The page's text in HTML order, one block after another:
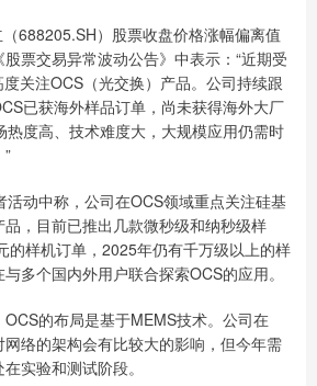
688205.SH）股票收盘价格涨幅偏离值
票交易异常波动公告》中表示：“近期受
关注OCS（光交换）产品。公司持续跟
已获海外样品订单，尚未获得海外大厂
热度高、技术难度大，大规模应用仍需时
动中称，公司在OCS领域重点关注硅基
，目前已推出几款微秒级和纳秒级样
的样机订单，2025年仍有千万级以上的样
多个国内外用户联合探索OCS的应用。
的布局是基于MEMS技术。公司在
络的架构会有比较大的影响，但今年需
实验和测试阶段。